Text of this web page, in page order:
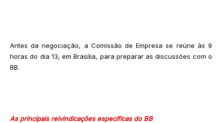
Antes da negociação, a Comissão de Empresa se reúne às 9
horas do dia 13, em Brasília, para preparar as discussões com o
BB.
As principais reivindicações específicas do BB